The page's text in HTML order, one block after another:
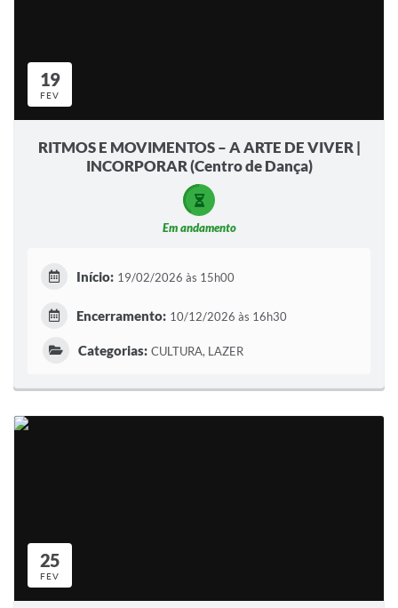
19
FEV
RITMOS E MOVIMENTOS – A ARTE DE VIVER |
INCORPORAR (Centro de Dança)
Em andamento
Início: 19/02/2026 às 15h00
Encerramento: 10/12/2026 às 16h30
Categorias: CULTURA, LAZER
25
FEV